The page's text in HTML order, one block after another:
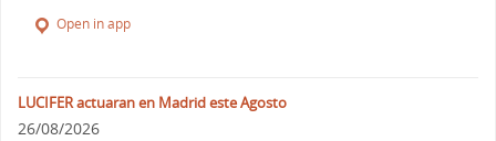
Open in app
LUCIFER actuaran en Madrid este Agosto
26/08/2026